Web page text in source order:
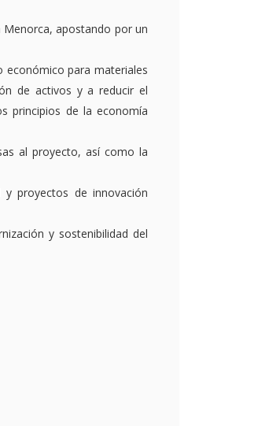
apostando por un
económico para materiales
de activos y a reducir el
principios de la economía
al proyecto, así como la
proyectos de innovación
y sostenibilidad del